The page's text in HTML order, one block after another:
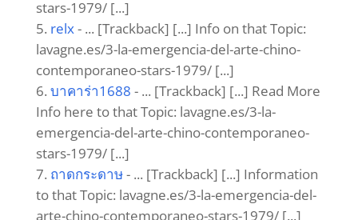
value atClub Ph vip .
Trackbacks/Pingbacks
chocolate shrooms- ... [Trackback] [...] Find
More to that Topic: lavagne.es/3-la-
emergencia-del-arte-chino-contemporaneo-
stars-1979/ [...]
Apostas- ... [Trackback] [...] Information on
that Topic: lavagne.es/3-la-emergencia-del-